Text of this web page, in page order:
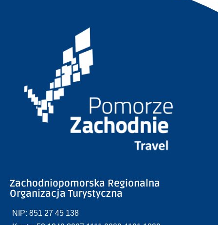
Zachodniopomorska Regionalna
Organizacja Turystyczna
NIP: 851 27 45 138